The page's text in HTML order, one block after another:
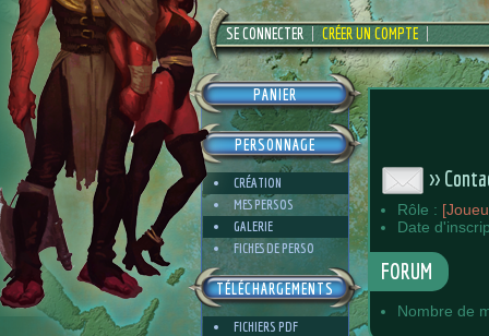
SE CONNECTER CRÉER UN COMPTE
PANIER
PERSONNAGE
CRÉATION
MES PERSOS
GALERIE
FICHES DE PERSO
TÉLÉCHARGEMENTS
FICHIERS PDF
>>
Rôle :
Date
FORUM
Nombre de